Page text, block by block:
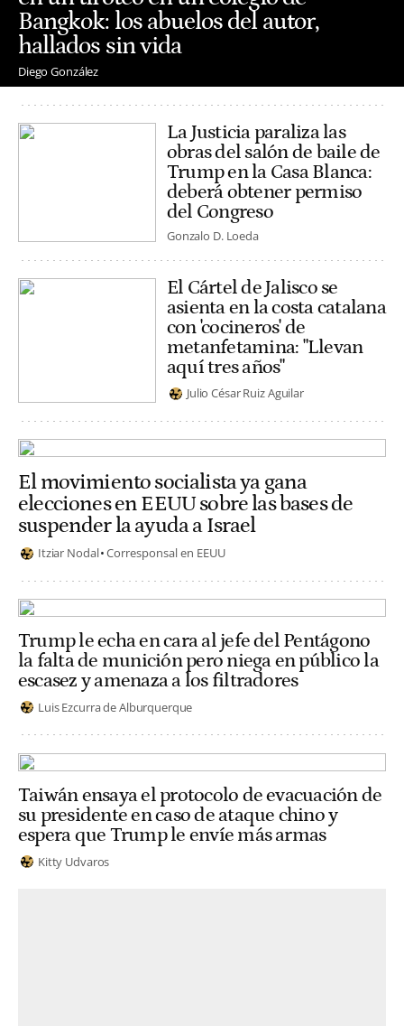
Bangkok: los abuelos del autor,
hallados sin vida
Diego González
La Justicia paraliza las
obras del salón de baile de
Trump en la Casa Blanca:
deberá obtener permiso
del Congreso
Gonzalo D. Loeda
El Cártel de Jalisco se
asienta en la costa catalana
con 'cocineros' de
metanfetamina: "Llevan
aquí tres años"
Julio César Ruiz Aguilar
El movimiento socialista ya gana
elecciones en EEUU sobre las bases de
suspender la ayuda a Israel
Itziar Nodal Corresponsal en EEUU
Trump le echa en cara al jefe del Pentágono
la falta de munición pero niega en público la
escasez y amenaza a los filtradores
Luis Ezcurra de Alburquerque
Taiwán ensaya el protocolo de evacuación de
su presidente en caso de ataque chino y
espera que Trump le envíe más armas
Kitty Udvaros